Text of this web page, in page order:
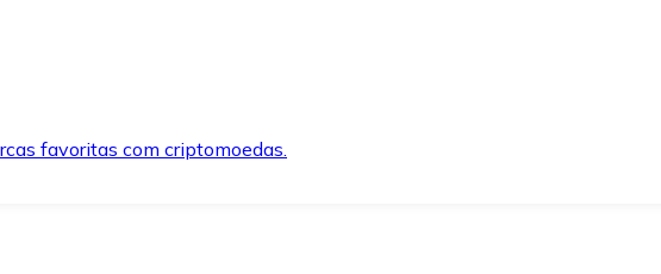
favoritas com criptomoedas.